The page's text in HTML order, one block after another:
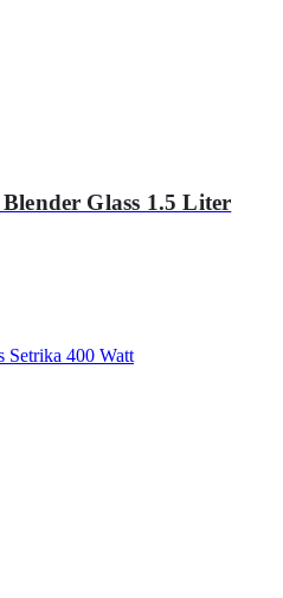
Glass 1.5 Liter